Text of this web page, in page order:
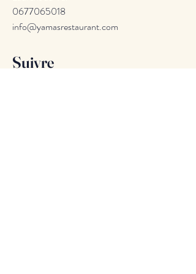
0677065018
info@yamasrestaurant.com
Suivre